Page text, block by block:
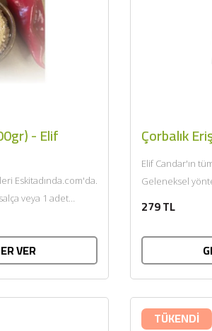
- Elif
Eskitadında.com'da.
salça veya 1 adet
VER
Çorbalık
Elif Candar'ın
Geleneksel
279 TL
TÜKENDİ